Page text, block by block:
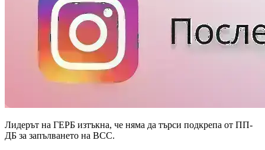
Лидерът на ГЕРБ изтъкна, че няма да търси подкрепа от ПП-
ДБ за запълването на ВСС.